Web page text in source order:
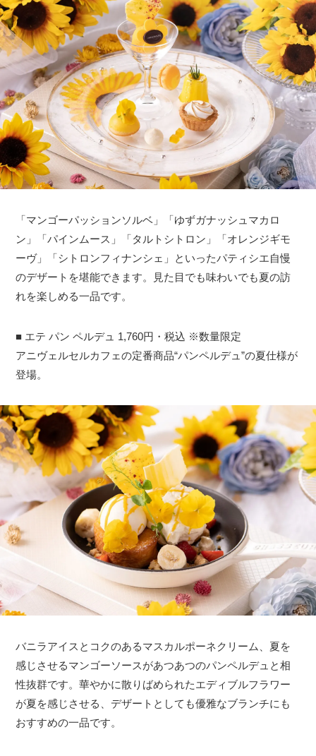
「マンゴーパッションソルベ」「ゆずガナッシュマカロ
ン」「パインムース」「タルトシトロン」「オレンジギモ
ーヴ」「シトロンフィナンシェ」といったパティシエ自慢
のデザートを堪能できます。見た目でも味わいでも夏の訪
れを楽しめる一品です。
■ エテ パン ペルデュ 1,760円・税込 ※数量限定
アニヴェルセルカフェの定番商品“パンペルデュ”の夏仕様が
登場。
バニラアイスとコクのあるマスカルポーネクリーム、夏を
感じさせるマンゴーソースがあつあつのパンペルデュと相
性抜群です。華やかに散りばめられたエディブルフラワー
が夏を感じさせる、デザートとしても優雅なブランチにも
おすすめの一品です。